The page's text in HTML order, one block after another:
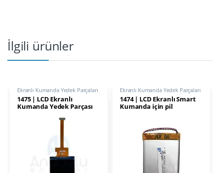
İlgili ürünler
Ekranlı Kumanda Yedek Parçaları
1475 | LCD Ekranlı
Kumanda Yedek Parçası
Ekranlı Kumanda Yedek Parçaları
1474 | LCD Ekranlı Smart
Kumanda için pil